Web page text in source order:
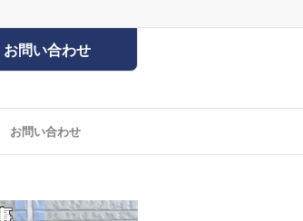
お問い合わせ
お問い合わせ